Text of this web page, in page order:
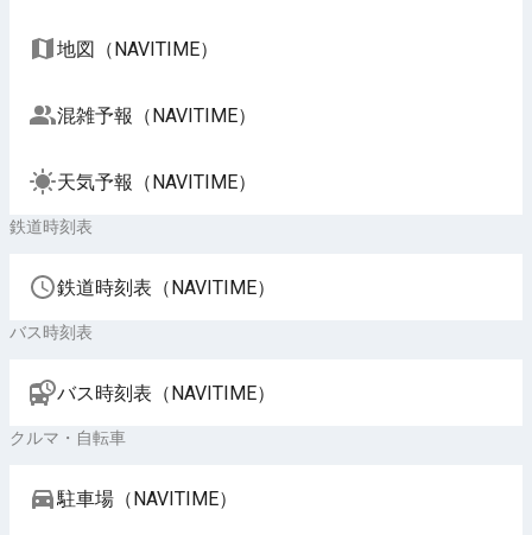
地図（NAVITIME）
混雑予報（NAVITIME）
天気予報（NAVITIME）
鉄道時刻表
鉄道時刻表（NAVITIME）
バス時刻表
バス時刻表（NAVITIME）
クルマ・自転車
駐車場（NAVITIME）